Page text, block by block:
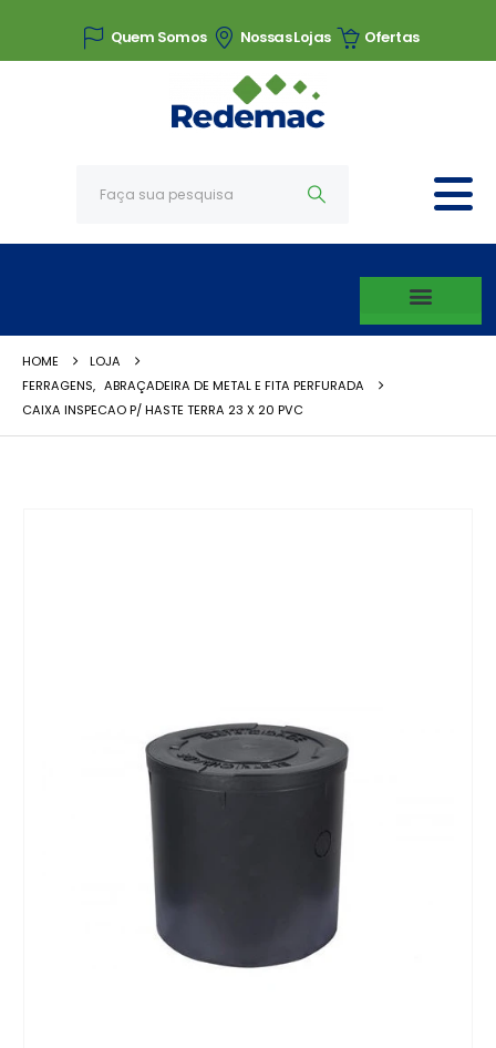
Quem Somos Nossas Lojas Ofertas
HOME
LOJA
FERRAGENS, ABRAÇADEIRA DE METAL E FITA PERFURADA
CAIXA INSPECAO P/ HASTE TERRA 23 X 20 PVC